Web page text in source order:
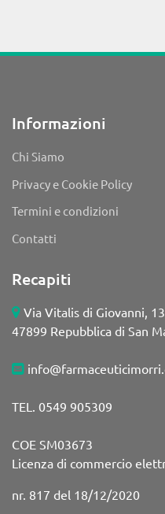
Informazioni
Chi Siamo
Privacy e Cookie Policy
Termini e condizioni
Contatti
Recapiti
Via Vitalis di Giovanni, 13
47899 Repubblica di San
TEL. 0549 905309
COE SM03673
Licenza di commercio
nr. 817 del 18/12/2020